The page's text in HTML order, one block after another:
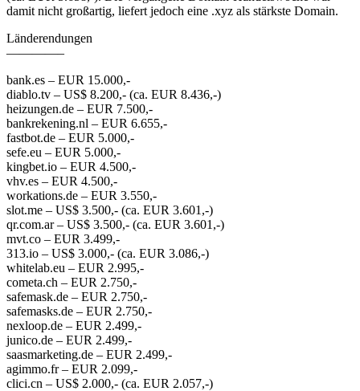
damit nicht großartig, liefert jedoch eine .xyz als stärkste Domain.
Länderendungen
————–
bank.es – EUR 15.000,-
diablo.tv – US$ 8.200,- (ca. EUR 8.436,-)
heizungen.de – EUR 7.500,-
bankrekening.nl – EUR 6.655,-
fastbot.de – EUR 5.000,-
sefe.eu – EUR 5.000,-
kingbet.io – EUR 4.500,-
vhv.es – EUR 4.500,-
workations.de – EUR 3.550,-
slot.me – US$ 3.500,- (ca. EUR 3.601,-)
qr.com.ar – US$ 3.500,- (ca. EUR 3.601,-)
mvt.co – EUR 3.499,-
313.io – US$ 3.000,- (ca. EUR 3.086,-)
whitelab.eu – EUR 2.995,-
cometa.ch – EUR 2.750,-
safemask.de – EUR 2.750,-
safemasks.de – EUR 2.750,-
nexloop.de – EUR 2.499,-
junico.de – EUR 2.499,-
saasmarketing.de – EUR 2.499,-
agimmo.fr – EUR 2.099,-
clici.cn – US$ 2.000,- (ca. EUR 2.057,-)